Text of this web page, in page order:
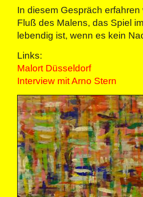
In diesem Gespräch
Fluß des Malens, das Spiel
lebendig ist, wenn es kein
Links:
Malort Düsseldorf
Interview mit Arno Stern